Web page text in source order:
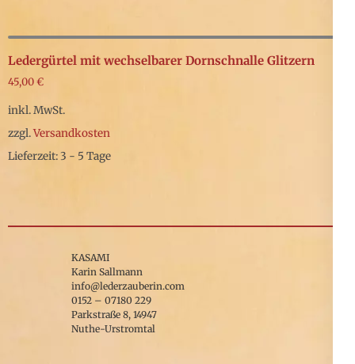
werden
Produkt
weist
mehrere
Varianten
auf.
Die
Produktseite
Ledergürtel mit wechselbarer Dornschnalle Glitzern
45,00€
inkl. MwSt.
zzgl.Versandkosten
Lieferzeit: 3 - 5 Tage
weist
KASAMI
Karin Sallmann
info@lederzauberin.com
0152 – 07180 229
Parkstraße 8, 14947
Nuthe-Urstromtal